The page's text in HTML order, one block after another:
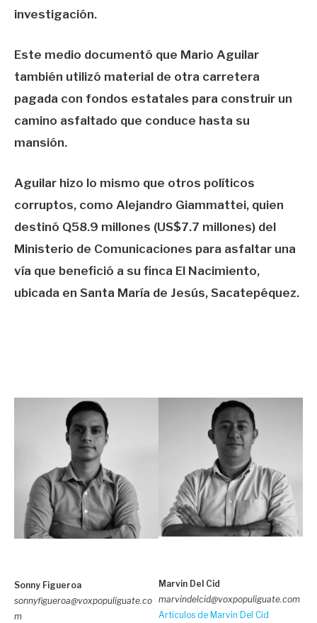
investigación.
Este medio documentó que Mario Aguilar
también utilizó material de otra carretera
pagada con fondos estatales para construir un
camino asfaltado que conduce hasta su
mansión.
Aguilar hizo lo mismo que otros políticos
corruptos, como Alejandro Giammattei, quien
destinó Q58.9 millones (US$7.7 millones) del
Ministerio de Comunicaciones para asfaltar una
vía que benefició a su finca El Nacimiento,
ubicada en Santa María de Jesús, Sacatepéquez.
Sonny Figueroa
sonnyfigueroa@voxpopuliguate.co
m
Marvin Del Cid
marvindelcid@voxpopuliguate.com
Artículos de Marvin Del Cid